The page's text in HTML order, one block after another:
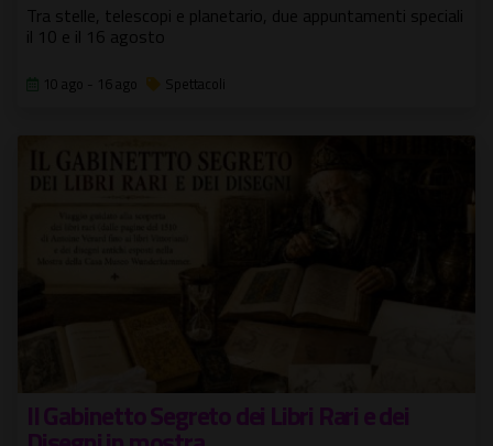
Tra stelle, telescopi e planetario, due appuntamenti speciali
il 10 e il 16 agosto
10 ago - 16 ago Spettacoli
Il Gabinetto Segreto dei Libri Rari e dei